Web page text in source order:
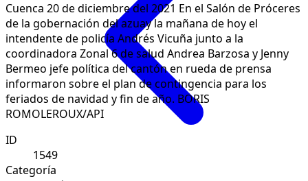
Cuenca 20 de diciembre del 2021 En el Salón de Próceres
de la gobernación del azuay la mañana de hoy el
intendente de policía Andrés Vicuña junto a la
coordinadora Zonal 6 de salud Andrea Barzosa y Jenny
Bermeo jefe política del cantón en rueda de prensa
informaron sobre el plan de contingencia para los
feriados de navidad y fin de año. BORIS
ROMOLEROUX/API
ID
1549
Categoría